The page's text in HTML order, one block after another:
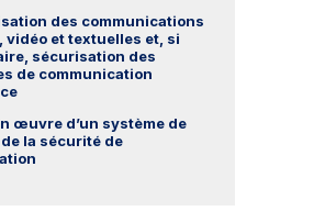
des communications
vidéo et textuelles et, si
sécurisation des
de communication
œuvre d’un système de
la sécurité de